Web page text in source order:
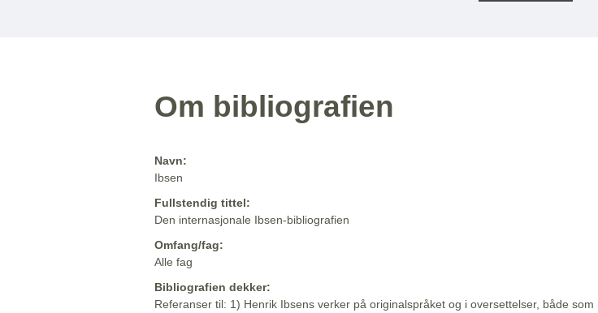
Om bibliografien
Navn:
Ibsen
Fullstendig tittel:
Den internasjonale Ibsen-bibliografien
Omfang/fag:
Alle fag
Bibliografien dekker:
Referanser til: 1) Henrik Ibsens verker på originalspråket og i oversettelser, både som